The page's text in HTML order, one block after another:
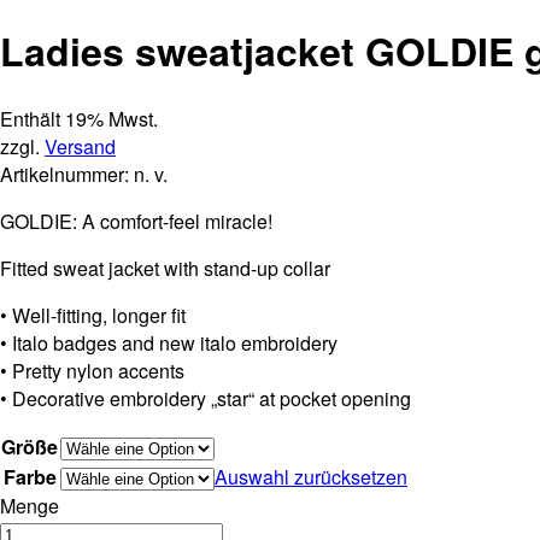
Ladies sweatjacket GOLDIE
Enthält 19% Mwst.
zzgl. Versand
Artikelnummer: n. v.
GOLDIE: A comfort-feel miracle!
Fitted sweat jacket with stand-up collar
• Well-fitting, longer fit
• Italo badges and new italo embroidery
• Pretty nylon accents
• Decorative embroidery „star“ at pocket opening
Größe
Farbe
Auswahl zurücksetzen
Menge